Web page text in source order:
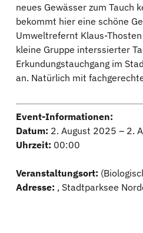
neues Gewässer zum Tauch
bekommt hier eine schöne
Umweltrefernt Klaus-
kleine Gruppe interssierter
Erkundungstauchgang im
an. Natürlich mit
Event-Informationen:
Datum: 2. August 2025 – 2.
Uhrzeit: 00:00
Veranstaltungsort:
Adresse: , Stadtparksee